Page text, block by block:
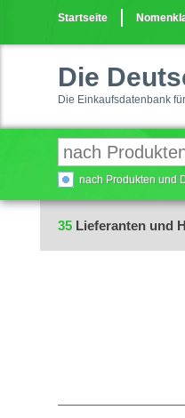
Startseite
Die
Die Einkaufsdatenbank
nach Produkten und
35 Lieferanten und